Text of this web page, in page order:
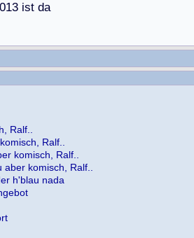
013 ist da
Ralf..
Ralf..
komisch, Ralf..
komisch, Ralf..
h'blau nada